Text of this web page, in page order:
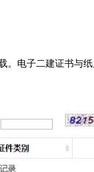
电子二建证书与纸